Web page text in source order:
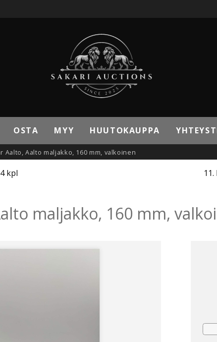
OSTA MYY HUUTOKAUPPA
Aalto, Aalto maljakko, 160 mm, valkoinen
kpl
maljakko, 160 mm,